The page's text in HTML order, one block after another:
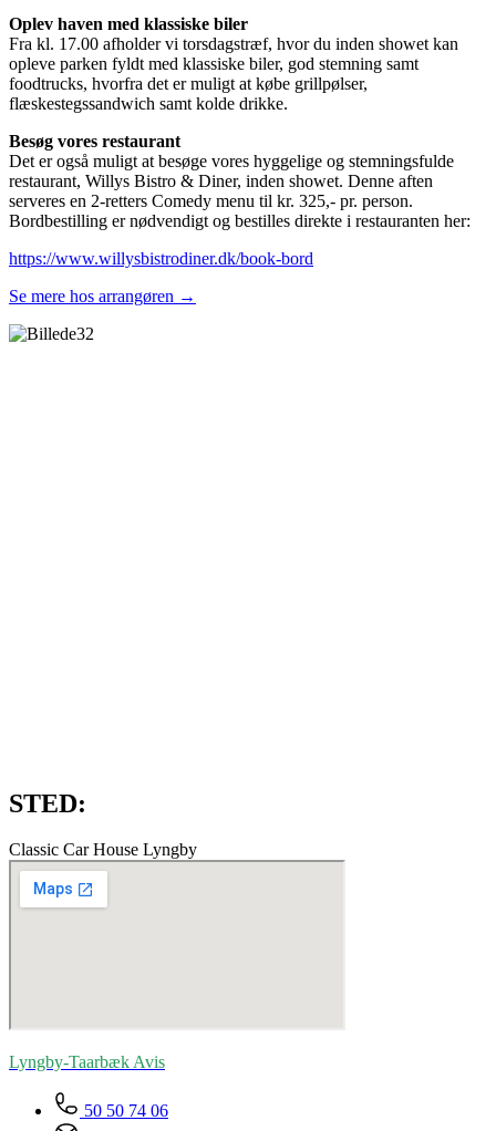
Oplev haven med klassiske biler
Fra kl. 17.00 afholder vi torsdagstræf, hvor du inden showet kan
opleve parken fyldt med klassiske biler, god stemning samt
foodtrucks, hvorfra det er muligt at købe grillpølser,
flæskestegssandwich samt kolde drikke.
Besøg vores restaurant
Det er også muligt at besøge vores hyggelige og stemningsfulde
restaurant, Willys Bistro & Diner, inden showet. Denne aften
serveres en 2-retters Comedy menu til kr. 325,- pr. person.
Bordbestilling er nødvendigt og bestilles direkte i restauranten her:
https://www.willysbistrodiner.dk/book-bord
Se mere hos arrangøren →
STED:
Classic Car House Lyngby
Lyngby-TaarbækAvis
50 50 74 06